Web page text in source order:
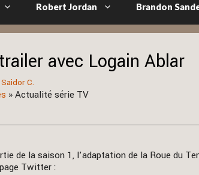
Robert Jordan Brandon
avec Logain Ablar
Saidor C.
»Actualité série TV
de la saison 1, l’adaptation de la Roue du
Twitter :